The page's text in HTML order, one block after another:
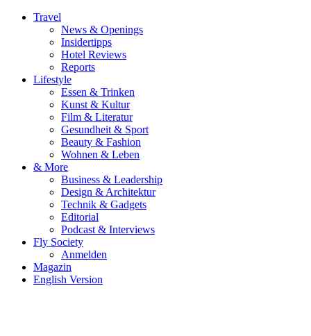
Travel
News & Openings
Insidertipps
Hotel Reviews
Reports
Lifestyle
Essen & Trinken
Kunst & Kultur
Film & Literatur
Gesundheit & Sport
Beauty & Fashion
Wohnen & Leben
& More
Business & Leadership
Design & Architektur
Technik & Gadgets
Editorial
Podcast & Interviews
Fly Society
Anmelden
Magazin
English Version